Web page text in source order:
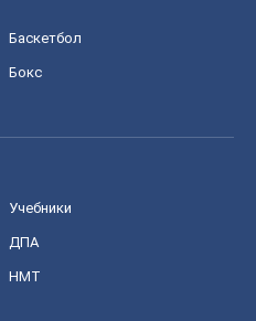
Баскетбол
Бокс
Учебники
ДПА
НМТ